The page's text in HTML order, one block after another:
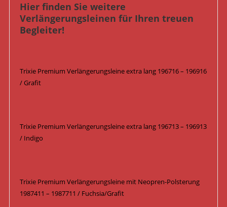
Hier finden Sie weitere
Verlängerungsleinen für Ihren treuen
Begleiter!
Trixie Premium Verlängerungsleine extra lang 196716 – 196916
/ Grafit
Trixie Premium Verlängerungsleine extra lang 196713 – 196913
/ Indigo
Trixie Premium Verlängerungsleine mit Neopren-Polsterung
1987411 – 1987711 / Fuchsia/Grafit